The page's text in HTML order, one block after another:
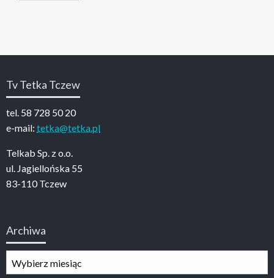
Tv Tetka Tczew
tel. 58 728 50 20
e-mail: tetka@tetka.pl
Telkab Sp. z o.o.
ul. Jagiellońska 55
83-110 Tczew
Archiwa